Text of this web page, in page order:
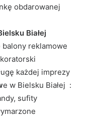
obdarowanej
Białej
reklamowe
każdej imprezy
e w Bielsku Białej :
sufity